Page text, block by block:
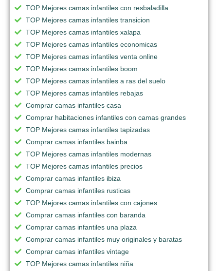
TOP Mejores camas infantiles con resbaladilla
TOP Mejores camas infantiles transicion
TOP Mejores camas infantiles xalapa
TOP Mejores camas infantiles economicas
TOP Mejores camas infantiles venta online
TOP Mejores camas infantiles boom
TOP Mejores camas infantiles a ras del suelo
TOP Mejores camas infantiles rebajas
Comprar camas infantiles casa
Comprar habitaciones infantiles con camas grandes
TOP Mejores camas infantiles tapizadas
Comprar camas infantiles bainba
TOP Mejores camas infantiles modernas
TOP Mejores camas infantiles precios
Comprar camas infantiles ibiza
Comprar camas infantiles rusticas
TOP Mejores camas infantiles con cajones
Comprar camas infantiles con baranda
Comprar camas infantiles una plaza
Comprar camas infantiles muy originales y baratas
Comprar camas infantiles vintage
TOP Mejores camas infantiles niña